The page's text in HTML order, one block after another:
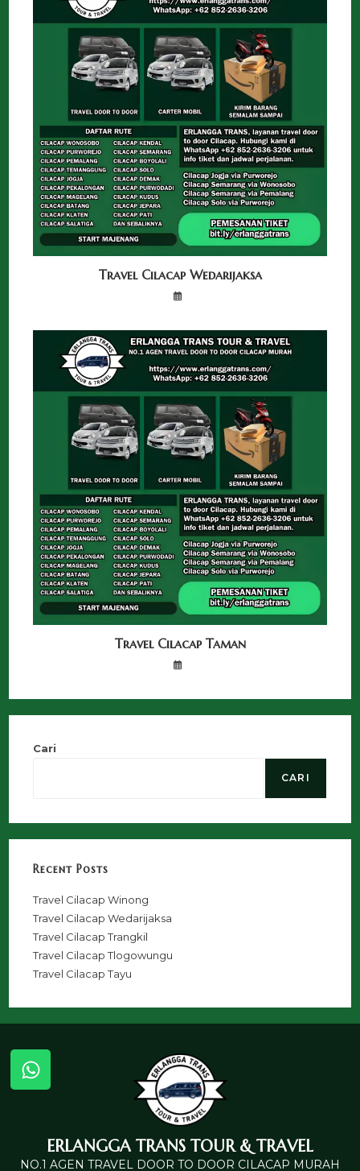
Travel Cilacap Wedarijaksa
Travel Cilacap Taman
Cari
CARI
Recent Posts
Travel Cilacap Winong
Travel Cilacap Wedarijaksa
Travel Cilacap Trangkil
Travel Cilacap Tlogowungu
Travel Cilacap Tayu
ERLANGGA TRANS TOUR & TRAVEL
NO.1 AGEN TRAVEL DOOR TO DOOR CILACAP MURAH